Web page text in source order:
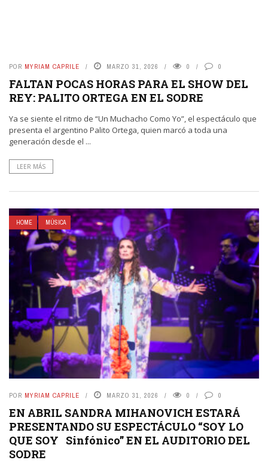
POR MYRIAM CAPRILE MARZO 31, 2026 0 0
FALTAN POCAS HORAS PARA EL SHOW DEL
REY: PALITO ORTEGA EN EL SODRE
Ya se siente el ritmo de “Un Muchacho Como Yo”, el espectáculo que
presenta el argentino Palito Ortega, quien marcó a toda una
generación desde el ...
LEER MÁS
HOME MÚSICA
POR MYRIAM CAPRILE MARZO 31, 2026 0 0
EN ABRIL SANDRA MIHANOVICH ESTARÁ
PRESENTANDO SU ESPECTÁCULO “SOY LO
QUE SOY Sinfónico” EN EL AUDITORIO DEL
SODRE